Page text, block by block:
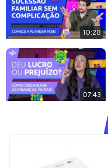
10:28
07:43